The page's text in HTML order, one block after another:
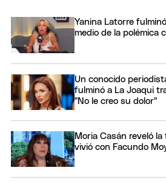
Yanina Latorre
medio de la polémica
Un conocido
fulminó a La Joaqui
"No le creo su dolor"
Moria Casán reveló
vivió con Facundo